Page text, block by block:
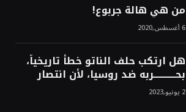
من هي هالة جربوع!
6 أغسطس,2020
هل ارتكب حلف الناتو خطأً تاريخياً،
بحــــــــــــربه ضد روسيا، لأن انتصار
روسيا الحتمي، سيفتت الناتو!محمد
محسن 2 يونيو,2023